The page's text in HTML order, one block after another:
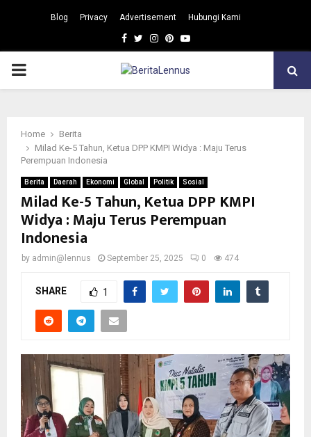
Blog Privacy Advertisement Hubungi Kami
Facebook
TwitterInstagram
Pinterest
Youtube
PRIMARY
Home
Berita
Milad Ke-5 Tahun, Ketua DPP KMPI Widya : Maju Terus
Perempuan Indonesia
Berita Daerah Ekonomi Global Politik Sosial
Milad Ke-5 Tahun, Ketua DPP KMPI
Widya : Maju Terus Perempuan
Indonesia
by admin@lennus September 25, 2025 0 474
SHARE 1